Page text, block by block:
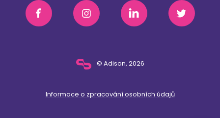
© Adison, 2026
Informace o zpracování osobních údajů